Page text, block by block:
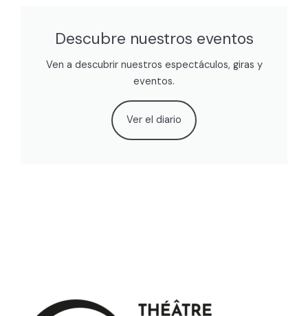
Descubre nuestros eventos
Ven a descubrir nuestros espectáculos, giras y
eventos.
Ver el diario